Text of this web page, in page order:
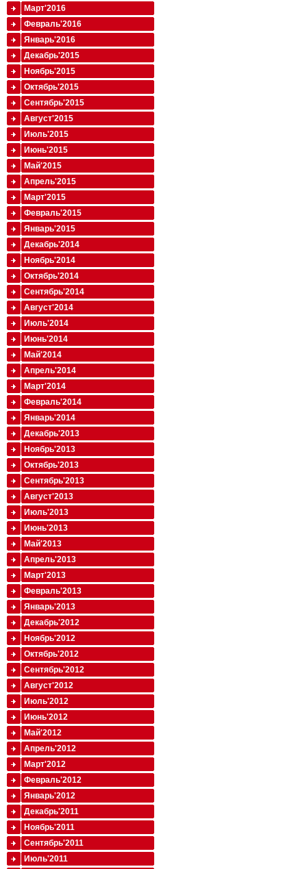
Март'2016
Февраль'2016
Январь'2016
Декабрь'2015
Ноябрь'2015
Октябрь'2015
Сентябрь'2015
Август'2015
Июль'2015
Июнь'2015
Май'2015
Апрель'2015
Март'2015
Февраль'2015
Январь'2015
Декабрь'2014
Ноябрь'2014
Октябрь'2014
Сентябрь'2014
Август'2014
Июль'2014
Июнь'2014
Май'2014
Апрель'2014
Март'2014
Февраль'2014
Январь'2014
Декабрь'2013
Ноябрь'2013
Октябрь'2013
Сентябрь'2013
Август'2013
Июль'2013
Июнь'2013
Май'2013
Апрель'2013
Март'2013
Февраль'2013
Январь'2013
Декабрь'2012
Ноябрь'2012
Октябрь'2012
Сентябрь'2012
Август'2012
Июль'2012
Июнь'2012
Май'2012
Апрель'2012
Март'2012
Февраль'2012
Январь'2012
Декабрь'2011
Ноябрь'2011
Сентябрь'2011
Июль'2011